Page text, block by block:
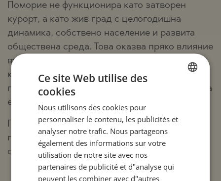
Поморие не функционира като затворен
курорт, а като жив град с целогодишна
динамика, собствено население и развита
обществена среда. Това оказва пряко влияние
върху характера на новото строителство,
което е ориентирано към дългосрочно
ползване, а не към краткотрайна ваканционна
експлоатация.
Градът предлага редица обективни
предимства, които се отразяват пряко върху
стойността на имотите:
целогодишна инфраструктура с
GERMAN
Ce site Web utilise des
cookies
Nous utilisons des cookies pour
personnaliser le contenu, les publicités et
analyser notre trafic. Nous partageons
également des informations sur votre
utilisation de notre site avec nos
partenaires de publicité et d"analyse qui
peuvent les combiner avec d"autres